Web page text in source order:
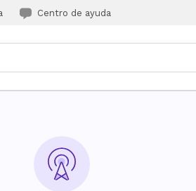
Centro de ayuda